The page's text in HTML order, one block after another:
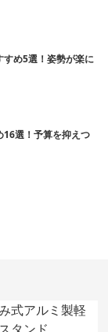
すめ5選！姿勢が楽に
16選！予算を抑えつ